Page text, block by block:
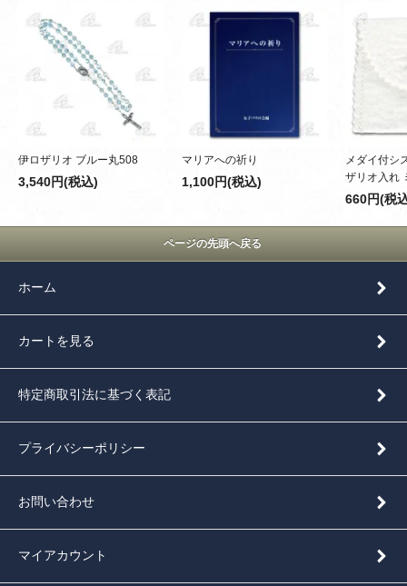
伊ロザリオ ブルー丸508
3,540円(税込)
マリアへの祈り
1,100円(税込)
メダイ付シ
ザリオ入れ
660円(税
ページの先頭へ戻る
ホーム
カートを見る
特定商取引法に基づく表記
プライバシーポリシー
お問い合わせ
マイアカウント